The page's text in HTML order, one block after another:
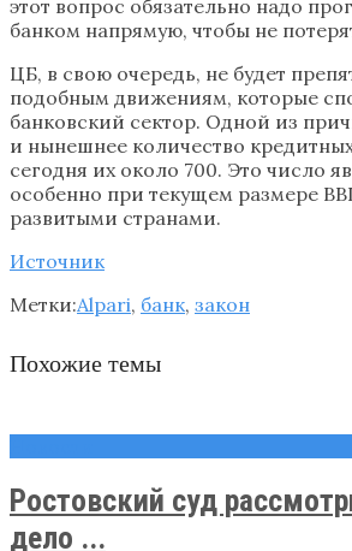
этот вопрос обязательно надо
банком напрямую, чтобы не
ЦБ, в свою очередь, не будет
подобным движениям, которые
банковский сектор. Одной из
и нынешнее количество
сегодня их около 700. Это число
особенно при текущем размере
развитыми странами.
Источник
Метки:Alpari, банк, закон
Похожие темы
Ростовский суд
дело ...